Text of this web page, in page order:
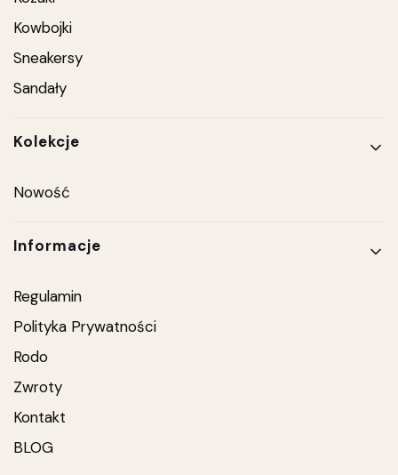
Kowbojki
Sneakersy
Sandały
Kolekcje
Nowość
Informacje
Regulamin
Polityka Prywatności
Rodo
Zwroty
Kontakt
BLOG